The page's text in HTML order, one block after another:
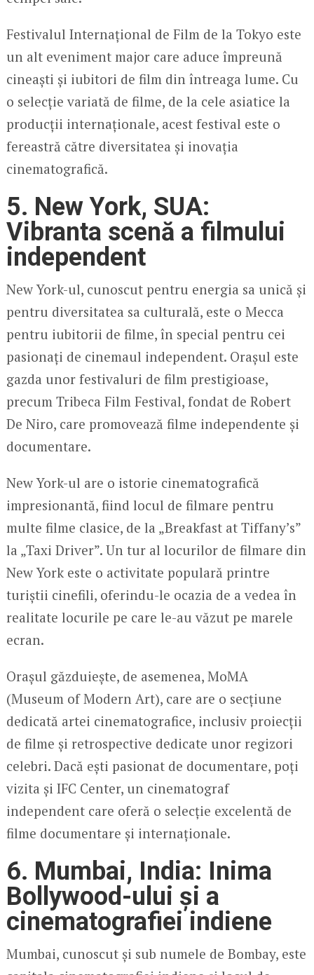
Festivalul Internațional de Film de la Tokyo este
un alt eveniment major care aduce împreună
cineaști și iubitori de film din întreaga lume. Cu
o selecție variată de filme, de la cele asiatice la
producții internaționale, acest festival este o
fereastră către diversitatea și inovația
cinematografică.
5. New York, SUA:
Vibranta scenă a filmului
independent
New York-ul, cunoscut pentru energia sa unică și
pentru diversitatea sa culturală, este o Mecca
pentru iubitorii de filme, în special pentru cei
pasionați de cinemaul independent. Orașul este
gazda unor festivaluri de film prestigioase,
precum Tribeca Film Festival, fondat de Robert
De Niro, care promovează filme independente și
documentare.
New York-ul are o istorie cinematografică
impresionantă, fiind locul de filmare pentru
multe filme clasice, de la „Breakfast at Tiffany’s”
la „Taxi Driver”. Un tur al locurilor de filmare din
New York este o activitate populară printre
turiștii cinefili, oferindu-le ocazia de a vedea în
realitate locurile pe care le-au văzut pe marele
ecran.
Orașul găzduiește, de asemenea, MoMA
(Museum of Modern Art), care are o secțiune
dedicată artei cinematografice, inclusiv proiecții
de filme și retrospective dedicate unor regizori
celebri. Dacă ești pasionat de documentare, poți
vizita și IFC Center, un cinematograf
independent care oferă o selecție excelentă de
filme documentare și internaționale.
6. Mumbai, India: Inima
Bollywood-ului și a
cinematografiei indiene
Mumbai, cunoscut și sub numele de Bombay, este